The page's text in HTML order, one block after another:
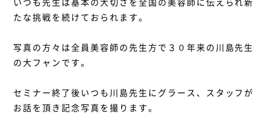
いつも先生は基本の大切さを全国の美容師に伝えられ新
たな挑戦を続けておられます。
写真の方々は全員美容師の先生方で３０年来の川島先生
の大フャンです。
セミナー終了後いつも川島先生にグラース、スタッフが
お話を頂き記念写真を撮ります。